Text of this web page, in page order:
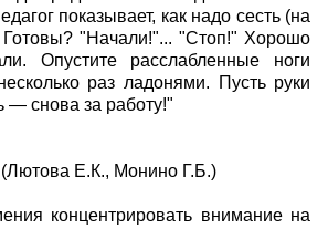
показывает, как надо сесть (на
Готовы? "Начали!"... "Стоп!" Хорошо
Опустите расслабленные ноги
раз ладонями. Пусть руки
— снова за работу!"
(Лютова Е.К., Монино Г.Б.)
концентрировать внимание на